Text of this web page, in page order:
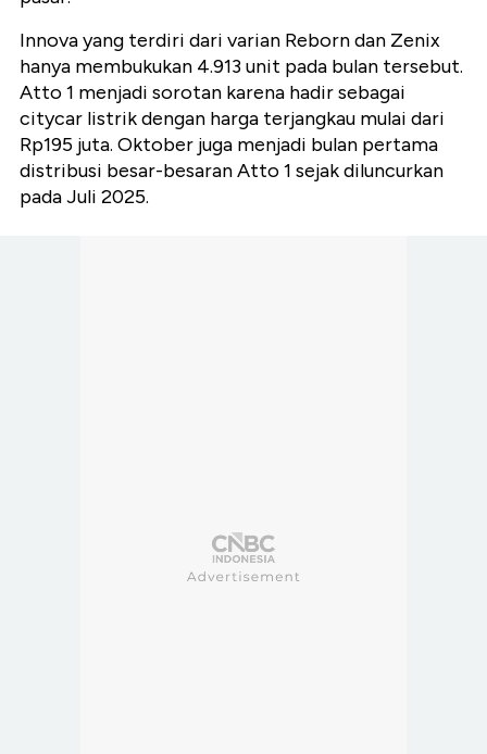
Innova yang terdiri dari varian Reborn dan Zenix
hanya membukukan 4.913 unit pada bulan tersebut.
Atto 1 menjadi sorotan karena hadir sebagai
citycar listrik dengan harga terjangkau mulai dari
Rp195 juta. Oktober juga menjadi bulan pertama
distribusi besar-besaran Atto 1 sejak diluncurkan
pada Juli 2025.